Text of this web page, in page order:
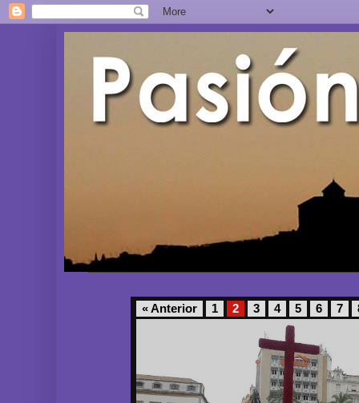
« Anterior 1 2 3 4 5 6 7